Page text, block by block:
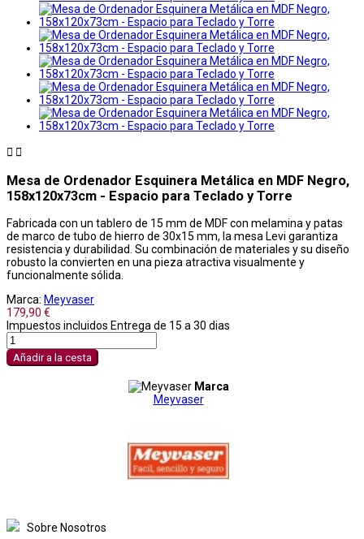
 
Mesa de Ordenador Esquinera Metálica en MDF Negro,
158x120x73cm - Espacio para Teclado y Torre
Fabricada con un tablero de 15 mm de MDF con melamina y patas
de marco de tubo de hierro de 30x15 mm, la mesa Levi garantiza
resistencia y durabilidad. Su combinación de materiales y su diseño
robusto la convierten en una pieza atractiva visualmente y
funcionalmente sólida.
Marca: Meyvaser
179,90 €
Impuestos incluidos Entrega de 15 a 30 dias
Añadir a la cesta
Marca
Meyvaser
Sobre Nosotros